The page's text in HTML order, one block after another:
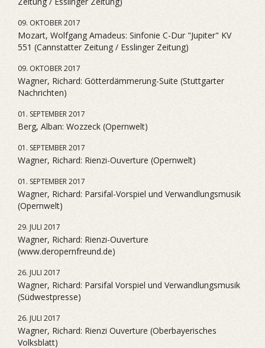
09. OKTOBER 2017
Mozart, Wolfgang Amadeus: Sinfonie C-Dur "Jupiter" KV
551 (Cannstatter Zeitung / Esslinger Zeitung)
09. OKTOBER 2017
Wagner, Richard: Götterdämmerung-Suite (Stuttgarter
Nachrichten)
01. SEPTEMBER 2017
Berg, Alban: Wozzeck (Opernwelt)
01. SEPTEMBER 2017
Wagner, Richard: Rienzi-Ouverture (Opernwelt)
01. SEPTEMBER 2017
Wagner, Richard: Parsifal-Vorspiel und Verwandlungsmusik
(Opernwelt)
29. JULI 2017
Wagner, Richard: Rienzi-Ouverture
(www.deropernfreund.de)
26. JULI 2017
Wagner, Richard: Parsifal Vorspiel und Verwandlungsmusik
(Südwestpresse)
26. JULI 2017
Wagner, Richard: Rienzi Ouverture (Oberbayerisches
Volksblatt)